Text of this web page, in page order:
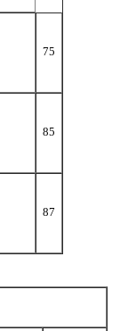
75
85
87